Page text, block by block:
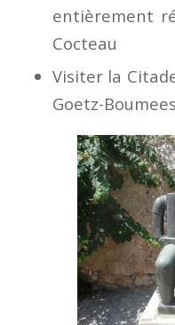
entièrement
Cocteau
Visiter la
Goetz-